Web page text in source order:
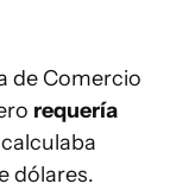
de Comercio
requería
dólares.